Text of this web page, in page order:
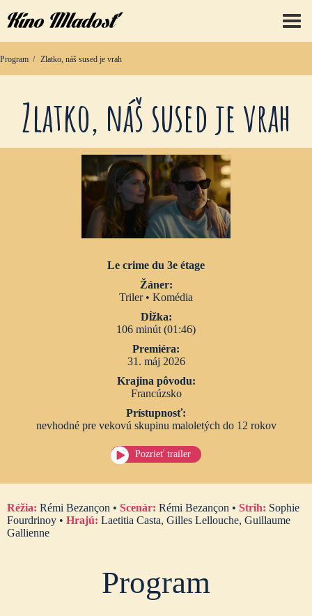
Program Zlatko, náš sused je vrah
Zlatko, náš sused je vrah
Le crime du 3e étage
Žáner:
Triler • Komédia
Dĺžka:
106 minút (01:46)
Premiéra:
31. máj 2026
Krajina pôvodu:
Francúzsko
Prístupnosť:
nevhodné pre vekovú skupinu maloletých do 12 rokov
Pozrieť trailer
Réžia: Rémi Bezançon • Scenár: Rémi Bezançon • Strih: Sophie
Fourdrinoy • Hrajú: Laetitia Casta, Gilles Lellouche, Guillaume
Gallienne
Program